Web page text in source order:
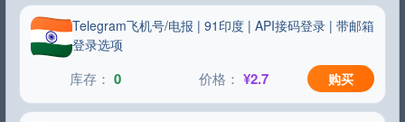
Telegram飞机号/电报 | 91印度 | API接码登录 | 带邮箱
登录选项
¥2.7
0 购买